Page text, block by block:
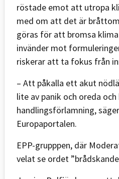
röstade emot att utropa
med om att det är
göras för att bromsa
invänder mot
riskerar att ta fokus från
– Att påkalla ett akut
lite av panik och oreda
handlingsförlamning,
Europaportalen.
EPP-grupppen, där
velat se ordet